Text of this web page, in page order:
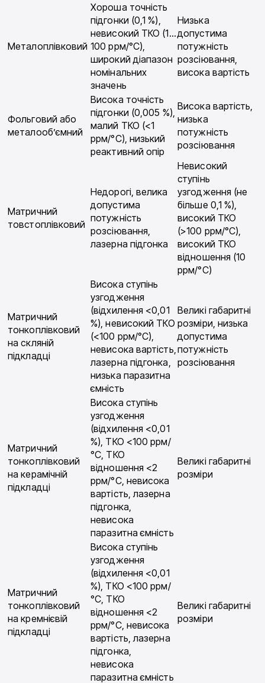
Металоплівковий
Хороша точність
підгонки (0,1 %),
невисокий ТКО (1…
100 ррм/°С),
широкий діапазон
номінальних
значень
Низька
допустима
потужність
розсіювання,
висока вартість
Фольговий або
металооб’ємний
Висока точність
підгонки (0,005 %),
малий ТКО (<1
ррм/°С), низький
реактивний опір
Висока вартість,
низька
потужність
розсіювання
Матричний
товстоплівковий
Недорогі, велика
допустима
потужність
розсіювання,
лазерна підгонка
Невисокий
ступінь
узгодження (не
більше 0,1 %),
високий ТКО
(>100 ррм/°С),
високий ТКО
відношення (10
ррм/°С)
Матричний
тонкоплівковий
на скляній
підкладці
Висока ступінь
узгодження
(відхилення <0,01
%), невисокий ТКО
(<100 ррм/°С),
невисока вартість,
лазерна підгонка,
низька паразитна
ємність
Великі габаритні
розміри, низька
допустима
потужність
розсіювання
Матричний
тонкоплівковий
на керамічній
підкладці
Висока ступінь
узгодження
(відхилення <0,01
%), ТКО <100 ррм/
°С, ТКО
відношення <2
ррм/°С, невисока
вартість, лазерна
підгонка,
невисока
паразитна ємність
Великі габаритні
розміри
Матричний
тонкоплівковий
на кремнієвій
підкладці
Висока ступінь
узгодження
(відхилення <0,01
%), ТКО <100 ррм/
°С, ТКО
відношення <2
ррм/°С, невисока
вартість, лазерна
підгонка,
невисока
паразитна ємність
Великі габаритні
розміри